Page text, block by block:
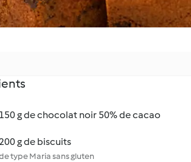
150 g de chocolat noir 50% de cacao
g de biscuits
type Maria sans gluten